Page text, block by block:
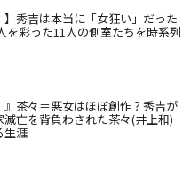
】秀吉は本当に「女狂い」だった
を彩った11人の側室たちを時系列
』茶々＝悪女はほぼ創作？秀吉が
亡を背負わされた茶々(井上和)
生涯